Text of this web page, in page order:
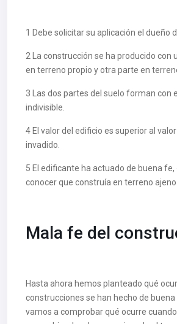
1 Debe solicitar su aplicación el dueño
2 La construcción se ha producido con
en terreno propio y otra parte en
3 Las dos partes del suelo forman con
indivisible.
4 El valor del edificio es superior al
invadido.
5 El edificante ha actuado de buena fe,
conocer que construía en terreno ajeno.
Mala fe del
Hasta ahora hemos planteado qué
construcciones se han hecho de
vamos a comprobar qué ocurre